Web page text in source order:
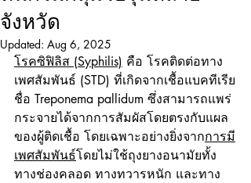
จังหวัด
Updated: Aug 6, 2025
โรคซิฟิลิส (Syphilis) คือ โรคติดต่อทาง
เพศสัมพันธ์ (STD) ที่เกิดจากเชื้อแบคทีเรีย
ชื่อ Treponema pallidum ซึ่งสามารถแพร่
กระจายได้จากการสัมผัสโดยตรงกับแผล
ของผู้ติดเชื้อ โดยเฉพาะอย่างยิ่งจากการมี
เพศสัมพันธ์โดยไม่ใช้ถุงยางอนามัยทั้ง
ทางช่องคลอด ทางทวารหนัก และทาง